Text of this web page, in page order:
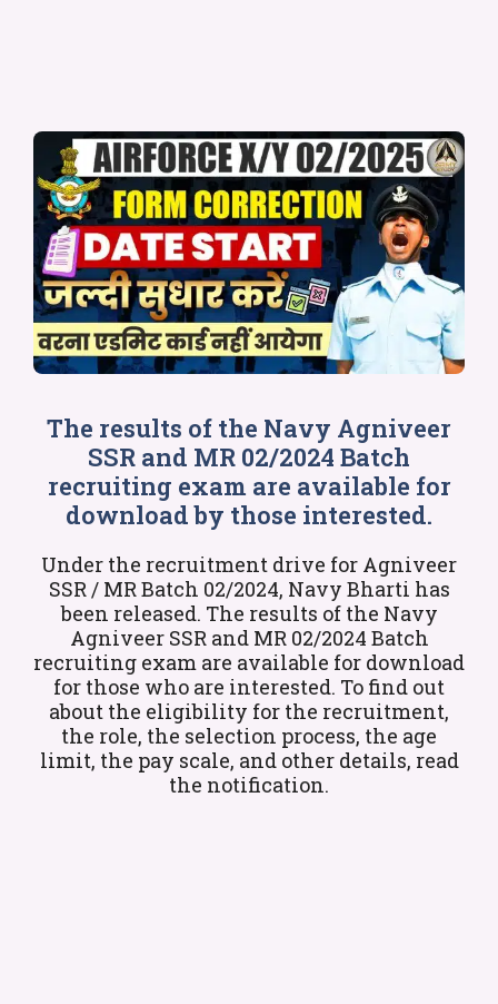
The results of the Navy Agniveer
SSR and MR 02/2024 Batch
recruiting exam are available for
download by those interested.
Under the recruitment drive for Agniveer
SSR / MR Batch 02/2024, Navy Bharti has
been released. The results of the Navy
Agniveer SSR and MR 02/2024 Batch
recruiting exam are available for download
for those who are interested. To find out
about the eligibility for the recruitment,
the role, the selection process, the age
limit, the pay scale, and other details, read
the notification.